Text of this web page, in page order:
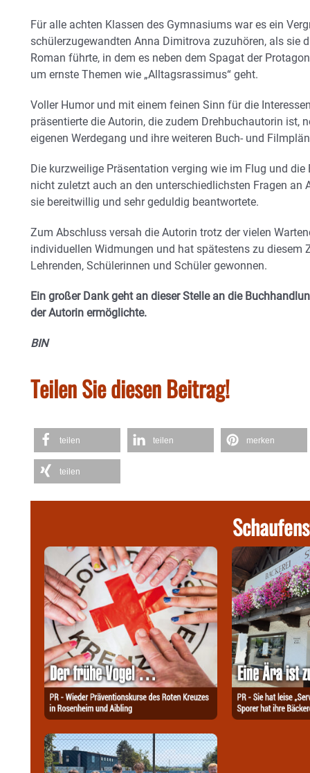
Für alle achten Klassen des Gymnasiums war es ein
schülerzugewandten Anna Dimitrova zuzuhören, als sie
Roman führte, in dem es neben dem Spagat der
um ernste Themen wie „Alltagsrassimus“ geht.
Voller Humor und mit einem feinen Sinn für die
präsentierte die Autorin, die zudem Drehbuchautorin ist,
eigenen Werdegang und ihre weiteren Buch- und
Die kurzweilige Präsentation verging wie im Flug und
nicht zuletzt auch an den unterschiedlichsten Fragen an
sie bereitwillig und sehr geduldig beantwortete.
Zum Abschluss versah die Autorin trotz der vielen
individuellen Widmungen und hat spätestens zu diesem
Lehrenden, Schülerinnen und Schüler gewonnen.
Ein großer Dank geht an dieser Stelle an die
der Autorin ermöglichte.
BIN
Teilen Sie diesen Beitrag!
teilen teilen merken
teilen